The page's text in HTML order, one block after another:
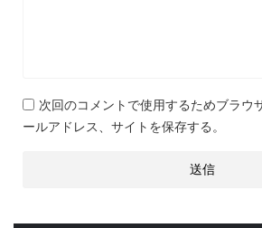
次回のコメントで使用するためブラウ
ールアドレス、サイトを保存する。